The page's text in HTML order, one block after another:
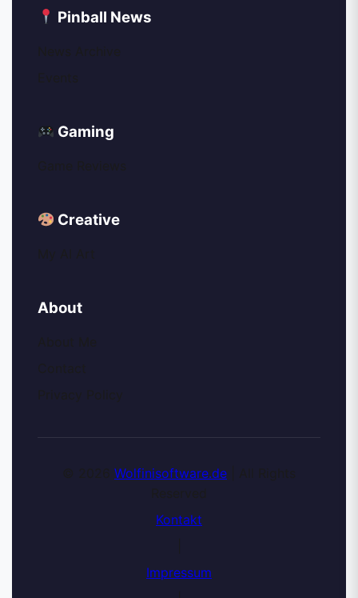
Pinball News
Gaming
Creative
About
Wolfinisoftware.de
Kontakt
Impressum